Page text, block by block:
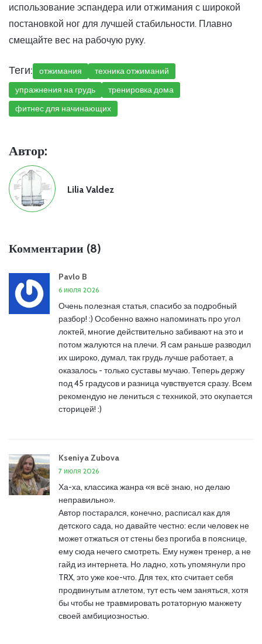
использование эспандера или отжимания с широкой
постановкой ног для лучшей стабильности. Плавно
смещайте вес на рабочую руку.
Теги: отжимания
техника отжиманий
упражнения на грудь
тренировка дома
фитнес для начинающих
Автор:
Lilia Valdez
Комментарии (8)
Pavlo B
6 июля 2026
Очень полезная статья, спасибо за подробный
разбор! :) Особенно важно напоминать про угол
локтей, многие действительно забивают на это и
потом жалуются на плечи. Я сам раньше разводил
их широко, думал, так грудь лучше работает, а
оказалось - только суставы мучаю. Теперь держу
под 45 градусов и разница чувствуется сразу. Всем
рекомендую не лениться с техникой, это окупается
сторицей! :)
Kseniya Zubova
7 июля 2026
Ха-ха, классика жанра «я всё знаю, но делаю
неправильно».
Автор постарался, конечно, расписал как для
детского сада, но давайте честно: если человек не
может отжаться от стены без прогиба в пояснице,
ему сюда нечего смотреть. Ему нужен тренер, а не
гайд из интернета. Но ладно, хоть упомянули про
TRX, это уже кое-что. Для тех, кто считает себя
продвинутым атлетом, тут есть чем заняться, хотя
бы чтобы не травмировать ротаторную манжету
своей амбициозностью.